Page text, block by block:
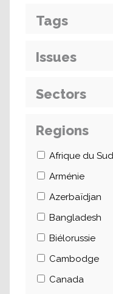
Tags
Issues
Sectors
Regions
Afrique du Sud
Arménie
Azerbaïdjan
Bangladesh
Biélorussie
Cambodge
Canada